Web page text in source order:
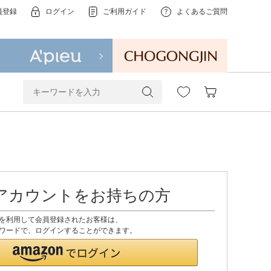
登録 ログイン ご利用ガイド よくあるご質問
カウントをお持ちの方
利用して会員登録されたお客様は、
ードで、ログインすることができます。